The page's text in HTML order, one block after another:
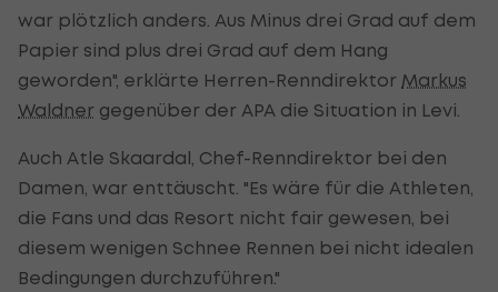
war plötzlich anders. Aus Minus drei Grad auf dem
Papier sind plus drei Grad auf dem Hang
geworden", erklärte Herren-Renndirektor Markus
Waldner gegenüber der APA die Situation in Levi.
Auch Atle Skaardal, Chef-Renndirektor bei den
Damen, war enttäuscht. "Es wäre für die Athleten,
die Fans und das Resort nicht fair gewesen, bei
diesem wenigen Schnee Rennen bei nicht idealen
Bedingungen durchzuführen."